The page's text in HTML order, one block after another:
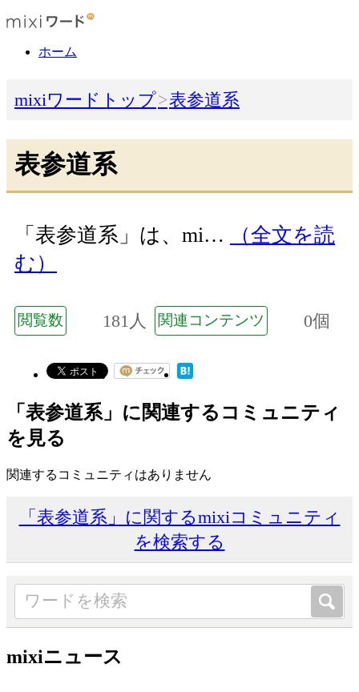
ホーム
mixiワードトップ 表参道系
表参道系
「表参道系」は、mi…
（全文を読
む）
閲覧数 181人 関連コンテンツ 0個
「表参道系」に関連するコミュニティ
を見る
関連するコミュニティはありません
「表参道系」に関するmixiコミュニティ
を検索する
mixiニュース